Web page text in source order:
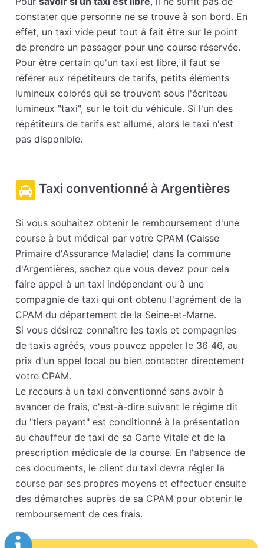
constater que personne ne se trouve à son bord. En
effet, un taxi vide peut tout à fait être sur le point
de prendre un passager pour une course réservée.
Pour être certain qu'un taxi est libre, il faut se
référer aux répétiteurs de tarifs, petits éléments
lumineux colorés qui se trouvent sous l'écriteau
lumineux "taxi", sur le toit du véhicule. Si l'un des
répétiteurs de tarifs est allumé, alors le taxi n'est
pas disponible.
Taxi conventionné à Argentières
Si vous souhaitez obtenir le remboursement d'une
course à but médical par votre CPAM (Caisse
Primaire d'Assurance Maladie) dans la commune
d'Argentières, sachez que vous devez pour cela
faire appel à un taxi indépendant ou à une
compagnie de taxi qui ont obtenu l'agrément de la
CPAM du département de la Seine-et-Marne.
Si vous désirez connaître les taxis et compagnies
de taxis agréés, vous pouvez appeler le 36 46, au
prix d'un appel local ou bien contacter directement
votre CPAM.
Le recours à un taxi conventionné sans avoir à
avancer de frais, c'est-à-dire suivant le régime dit
du "tiers payant" est conditionné à la présentation
au chauffeur de taxi de sa Carte Vitale et de la
prescription médicale de la course. En l'absence de
ces documents, le client du taxi devra régler la
course par ses propres moyens et effectuer ensuite
des démarches auprès de sa CPAM pour obtenir le
remboursement de ces frais.